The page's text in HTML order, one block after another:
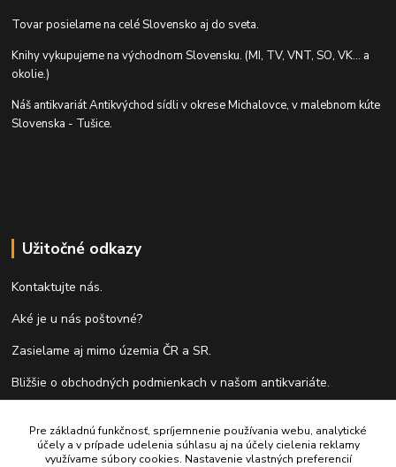
Tovar posielame na celé Slovensko aj do sveta.
Knihy vykupujeme na východnom Slovensku. (MI, TV, VNT, SO, VK... a
okolie.)
Náš antikvariát Antikvýchod sídli v okrese Michalovce, v malebnom kúte
Slovenska - Tušice.
Užitočné odkazy
Kontaktujte nás.
Aké je u nás poštovné?
Zasielame aj mimo územia ČR a SR.
Bližšie o obchodných podmienkach v našom antikvariáte.
Formulár pre vrátenie tovaru do 14 dní.
Pre základnú funkčnosť, spríjemnenie používania webu, analytické
účely a v prípade udelenia súhlasu aj na účely cielenia reklamy
využívame súbory cookies. Nastavenie vlastných preferencií